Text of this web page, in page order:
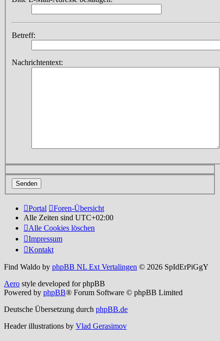
Betreff:
Nachrichtentext:
Portal
Foren-Übersicht
Alle Zeiten sind UTC+02:00
Alle Cookies löschen
Impressum
Kontakt
Find Waldo by phpBB NL Ext Vertalingen © 2026 SpIdErPiGgY
Aero style developed for phpBB
Powered by phpBB® Forum Software © phpBB Limited
Deutsche Übersetzung durch phpBB.de
Header illustrations by Vlad Gerasimov